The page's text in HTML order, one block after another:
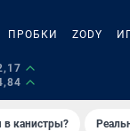
ПРОБКИ ZODY
в канистры?